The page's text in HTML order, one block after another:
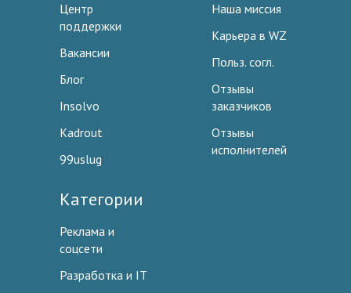
Центр
поддержки
Вакансии
Блог
Insolvo
Kadrout
99uslug
Наша миссия
Карьера в WZ
Польз. согл.
Отзывы
заказчиков
Отзывы
исполнителей
Категории
Реклама и
соцсети
Разработка и IT